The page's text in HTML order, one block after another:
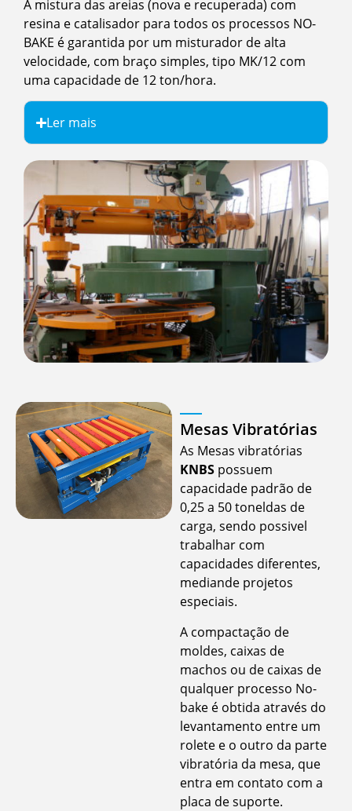
A mistura das areias (nova e recuperada) com
resina e catalisador para todos os processos NO-
BAKE é garantida por um misturador de alta
velocidade, com braço simples, tipo MK/12 com
uma capacidade de 12 ton/hora.
Ler mais
Mesas Vibratórias
As Mesas vibratórias
KNBSpossuem
capacidade padrão de
0,25 a 50 toneldas de
carga, sendo possivel
trabalhar com
capacidades diferentes,
mediande projetos
especiais.
A compactação de
moldes, caixas de
machos ou de caixas de
qualquer processo No-
bake é obtida através do
levantamento entre um
rolete e o outro da parte
vibratória da mesa, que
entra em contato com a
placa de suporte.